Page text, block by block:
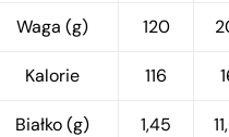
Waga (g) 120
Kalorie 116
Białko (g) 1,45